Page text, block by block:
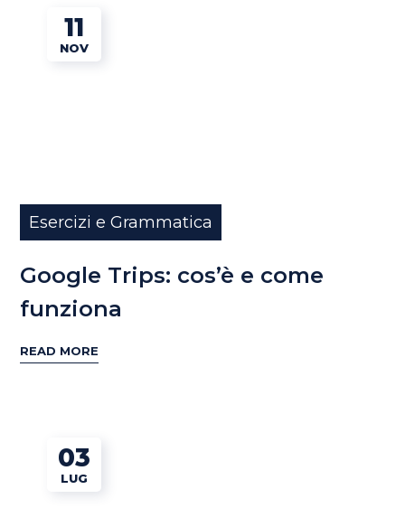
11
NOV
Esercizi e Grammatica
Google Trips: cos’è e come
funziona
READ MORE
03
LUG